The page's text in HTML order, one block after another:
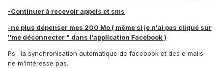
-Continuer à recevoir appels et sms
-ne plus dépenser mes 200 Mo ( même si je n'ai pas cliqué sur
"me déconnecter " dans l'application Facebook )
Ps : la synchronisation automatique de facebook et des e mails
ne m'intéresse pas.